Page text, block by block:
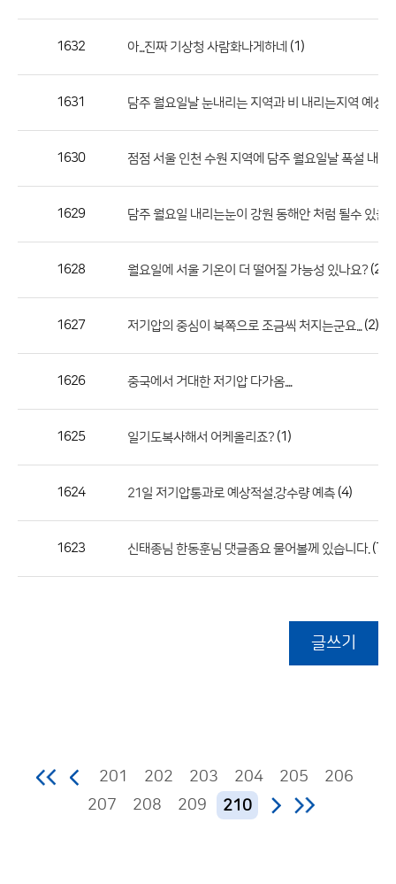
호,
록
공
1632 아...진짜 기상청 사람화나게하네 (1)
1631 담주 월요일날 눈내리는 지역과 비 내리는지역 예상
1630 점점 서울 인천 수원 지역에 담주 월요일날 폭설 내릴
1629 담주 월요일 내리는눈이 강원 동해안 처럼 될수 있을
1628 월요일에 서울 기온이 더 떨어질 가능성 있나요? (2)
1627 저기압의 중심이 북쪽으로 조금씩 처지는군요... (2)
1626 중국에서 거대한 저기압 다가옴....
1625 일기도복사해서 어케올리죠? (1)
1624 21일 저기압통과로 예상적설.강수량 예측 (4)
1623 신태종님 한동훈님 댓글좀요 물어볼께 있습니다. (7)
글쓰기
201 202 203 204 205
206
207
208 209 210